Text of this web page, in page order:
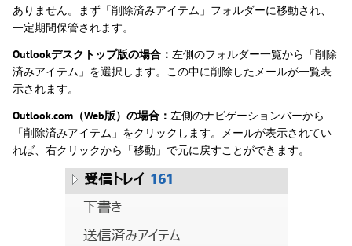
ありません。まず「削除済みアイテム」フォルダーに移動され、
一定期間保管されます。
Outlookデスクトップ版の場合： 左側のフォルダー一覧から「削除
済みアイテム」を選択します。この中に削除したメールが一覧表
示されます。
Outlook.com（Web版）の場合： 左側のナビゲーションバーから
「削除済みアイテム」をクリックします。メールが表示されてい
れば、右クリックから「移動」で元に戻すことができます。